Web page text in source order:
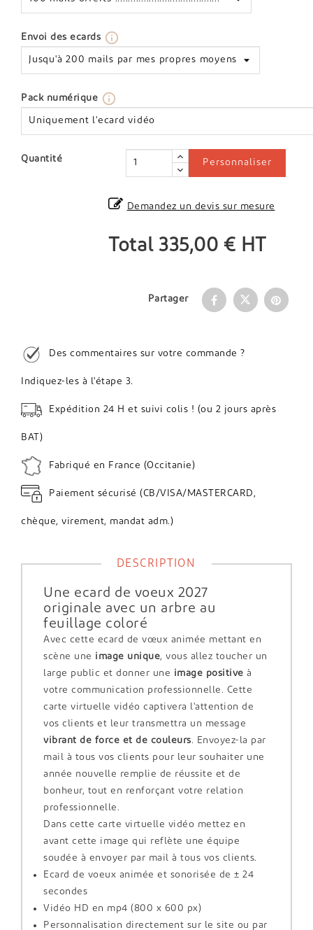
Envoi des ecards info_outline
Pack numérique info_outline
Quantité Personnaliser
Demandez un devis sur mesure
Total 335,00 € HT
Partager
Des commentaires sur votre commande ?
Indiquez-les à l'étape 3.
Expédition 24 H et suivi colis ! (ou 2 jours après
BAT)
Fabriqué en France (Occitanie)
Paiement sécurisé (CB/VISA/MASTERCARD,
chèque, virement, mandat adm.)
DESCRIPTION
Une ecard de voeux 2027
originale avec un arbre au
feuillage coloré
Avec cette ecard de vœux animée mettant en
scène une image unique, vous allez toucher un
large public et donner une image positive à
votre communication professionnelle. Cette
carte virtuelle vidéo captivera l'attention de
vos clients et leur transmettra un message
vibrant de force et de couleurs. Envoyez-la par
mail à tous vos clients pour leur souhaiter une
année nouvelle remplie de réussite et de
bonheur, tout en renforçant votre relation
professionnelle.
Dans cette carte virtuelle vidéo mettez en
avant cette image qui reflète une équipe
soudée à envoyer par mail à tous vos clients.
Ecard de voeux animée et sonorisée de ± 24
secondes
Vidéo HD en mp4 (800 x 600 px)
Personnalisation directement sur le site ou par